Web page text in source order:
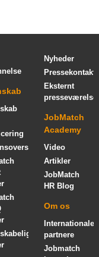
Nyheder
Pressekontakt
Eksternt
presseværelse
JobMatch
Academy
Video
Artikler
JobMatch
HR Blog
Om os
Internationale
partnere
Jobmatch